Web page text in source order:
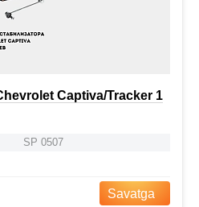
Captiva/Tracker 1
SP 0507
Savatga